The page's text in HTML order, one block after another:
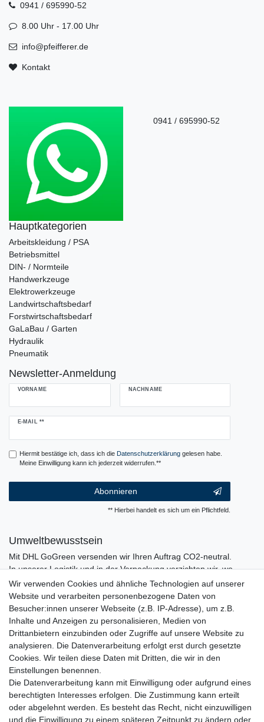
0941 / 695990-52
8.00 Uhr - 17.00 Uhr
info@pfeifferer.de
Kontakt
0941 / 695990-52
Hauptkategorien
Arbeitskleidung / PSA
Betriebsmittel
DIN- / Normteile
Handwerkzeuge
Elektrowerkzeuge
Landwirtschaftsbedarf
Forstwirtschaftsbedarf
GaLaBau / Garten
Hydraulik
Pneumatik
Newsletter-Anmeldung
VORNAME NACHNAME
E-MAIL **
Newsletter
Hiermit bestätige ich, dass ich die Daten­schutz­erklärunggelesen habe.
Meine Einwilligung kann ich jederzeit widerrufen.**
Abonnieren
** Hierbei handelt es sich um ein Pflichtfeld.
Umweltbewusstsein
Mit DHL GoGreen versenden wir Ihren Auftrag CO2-neutral.
In unserer Logistik und in der Verpackung verzichten wir, wo
immer es möglich ist, auf den Einsatz von Kunststoffen und
Plastik.
Wir verwenden Cookies und ähnliche Technologien auf unserer
Website und verarbeiten personenbezogene Daten von
Besucher:innen unserer Webseite (z.B. IP-Adresse), um z.B.
Inhalte und Anzeigen zu personalisieren, Medien von
Drittanbietern einzubinden oder Zugriffe auf unsere Website zu
analysieren. Die Datenverarbeitung erfolgt erst durch gesetzte
Cookies. Wir teilen diese Daten mit Dritten, die wir in den
Einstellungen benennen.
Die Datenverarbeitung kann mit Einwilligung oder aufgrund eines
berechtigten Interesses erfolgen. Die Zustimmung kann erteilt
oder abgelehnt werden. Es besteht das Recht, nicht einzuwilligen
und die Einwilligung zu einem späteren Zeitpunkt zu ändern oder